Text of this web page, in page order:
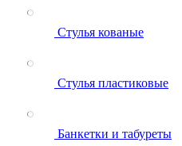
Стулья кованые
Стулья пластиковые
Банкетки и табуреты